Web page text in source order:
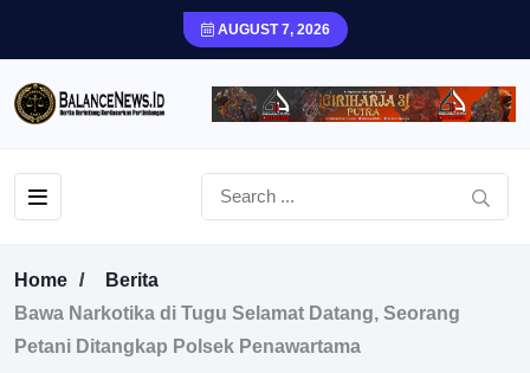
AUGUST 7, 2026
Home
Berita
Bawa Narkotika di Tugu Selamat Datang, Seorang
Petani Ditangkap Polsek Penawartama